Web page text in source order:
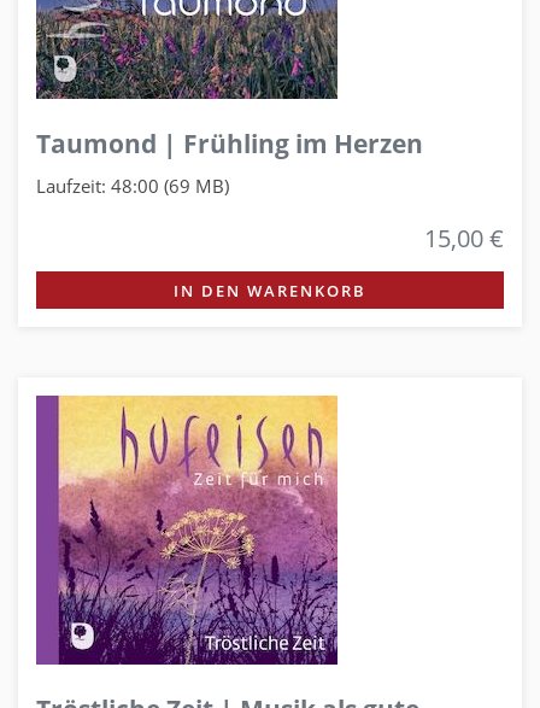
Taumond | Frühling im Herzen
Laufzeit: 48:00 (69 MB)
15,00 €
IN DEN WARENKORB